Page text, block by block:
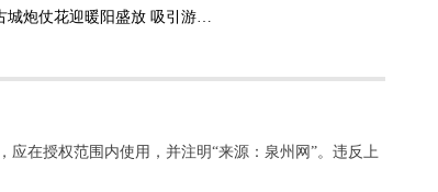
泉州古城炮仗花迎暖阳盛放 吸引游客打卡拍照
在授权范围内使用，并注明“来源：泉州网”。违反上